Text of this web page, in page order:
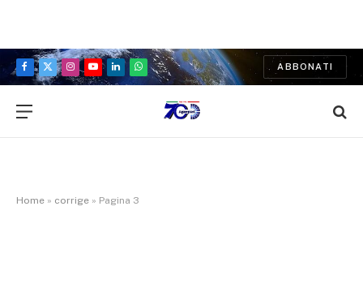
Facebook
X
Instagram
YouTubeLinkedInWhatsApp
ABBONATI
Home » corrige » Pagina 3